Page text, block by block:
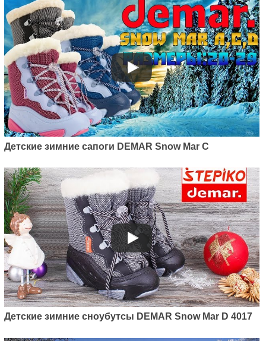
Детские зимние сапоги DEMAR Snow Mar C
Детские зимние сноубутсы DEMAR Snow Mar D 4017